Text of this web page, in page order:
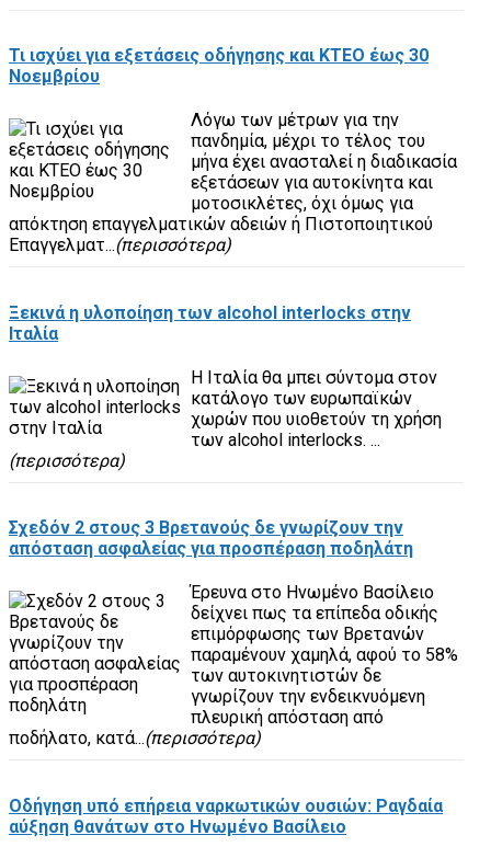
Τι ισχύει για εξετάσεις οδήγησης και ΚΤΕΟ έως 30
Νοεμβρίου
Λόγω των μέτρων για την
πανδημία, μέχρι το τέλος του
μήνα έχει ανασταλεί η διαδικασία
εξετάσεων για αυτοκίνητα και
μοτοσικλέτες, όχι όμως για
απόκτηση επαγγελματικών αδειών ή Πιστοποιητικού
Επαγγελματ...(περισσότερα)
Ξεκινά η υλοποίηση των alcohol interlocks στην
Ιταλία
Η Ιταλία θα μπει σύντομα στον
κατάλογο των ευρωπαϊκών
χωρών που υιοθετούν τη χρήση
των alcohol interlocks. ...
(περισσότερα)
Σχεδόν 2 στους 3 Βρετανούς δε γνωρίζουν την
απόσταση ασφαλείας για προσπέραση ποδηλάτη
Έρευνα στο Ηνωμένο Βασίλειο
δείχνει πως τα επίπεδα οδικής
επιμόρφωσης των Βρετανών
παραμένουν χαμηλά, αφού το 58%
των αυτοκινητιστών δε
γνωρίζουν την ενδεικνυόμενη
πλευρική απόσταση από
ποδήλατο, κατά...(περισσότερα)
Οδήγηση υπό επήρεια ναρκωτικών ουσιών: Ραγδαία
αύξηση θανάτων στο Ηνωμένο Βασίλειο